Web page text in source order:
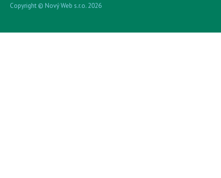
Copyright © Nový Web s.r.o. 2026